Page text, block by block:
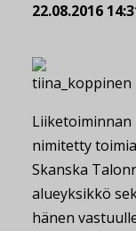
22.08.2016
nimitetty
Skanska
alueyksikkö
hänen